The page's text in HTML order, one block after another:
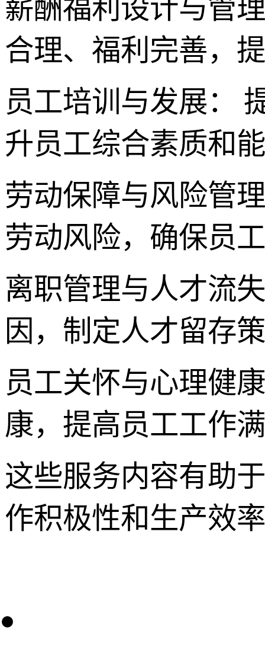
薪酬福利设计与管
合理、福利完善，
员工培训与发展：
升员工综合素质和
劳动保障与风险管
劳动风险，确保员
离职管理与人才流
因，制定人才留存
员工关怀与心理健
康，提高员工工作
这些服务内容有助
作积极性和生产效